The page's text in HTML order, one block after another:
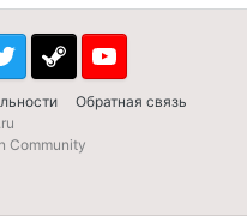
Обратная связь
Twitter Steam Youtube
Community